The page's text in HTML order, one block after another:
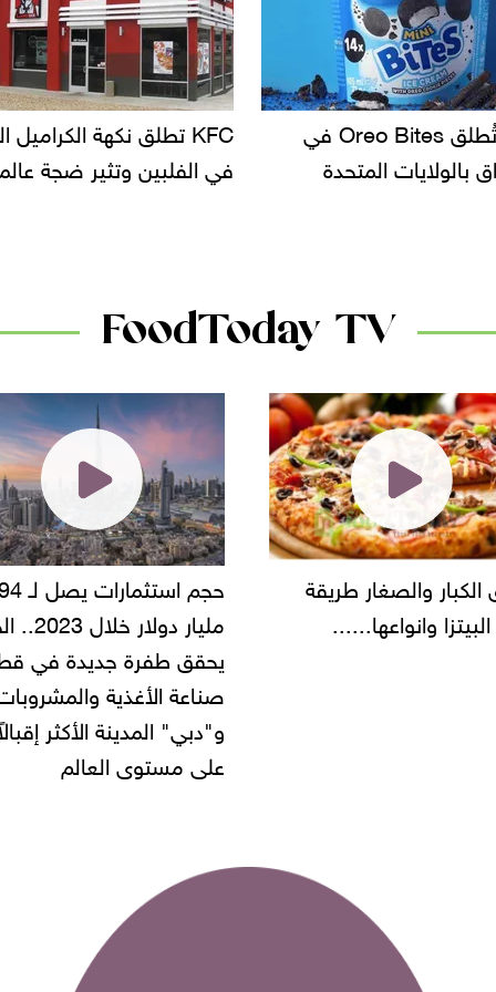
KFC تطلق نكهة الكراميل المملح
وتثير ضجة عالمية
دعوات للتحقيق في أسباب
سحب بعض ألبان الأطفال
FoodToday TV
حجم استثمارات يصل لـ 94
مليار دولار خلال 2023.. الخليج
"أمن القاهرة" يضبط
شركة مطاعم استولى على
أموال المواطنين بزعم